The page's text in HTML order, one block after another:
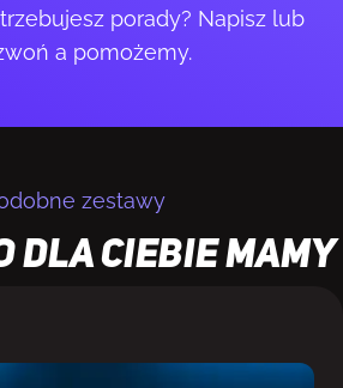
premium o rozmiarze 360mm
porady? Napisz lub
a pomożemy.
zestawy
dla Ciebie mamy